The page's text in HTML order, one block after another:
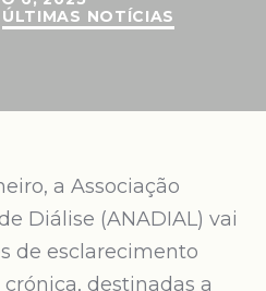
ÚLTIMAS NOTÍCIAS
a Associação
Diálise (ANADIAL) vai
de esclarecimento
destinadas a